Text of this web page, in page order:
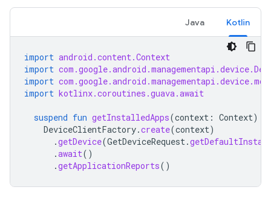
Kotlin
Java
import android.content.Context
import
import
import kotlinx.coroutines.guava.await
suspend fun getInstalledApps(context : Context)
DeviceClientFactory.create(context)
.getDevice(GetDeviceRequest.
.await()
.getApplicationReports()